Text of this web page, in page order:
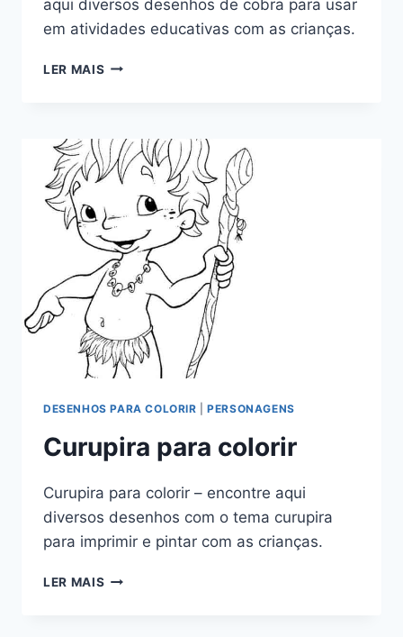
aqui diversos desenhos de cobra para usar
em atividades educativas com as crianças.
LER MAIS DESENHOS
COLORIR
DESENHOS PARA COLORIR |PERSONAGENS
Curupira para colorir
Curupira para colorir – encontre aqui
diversos desenhos com o tema curupira
para imprimir e pintar com as crianças.
LER MAIS CURUPIRA